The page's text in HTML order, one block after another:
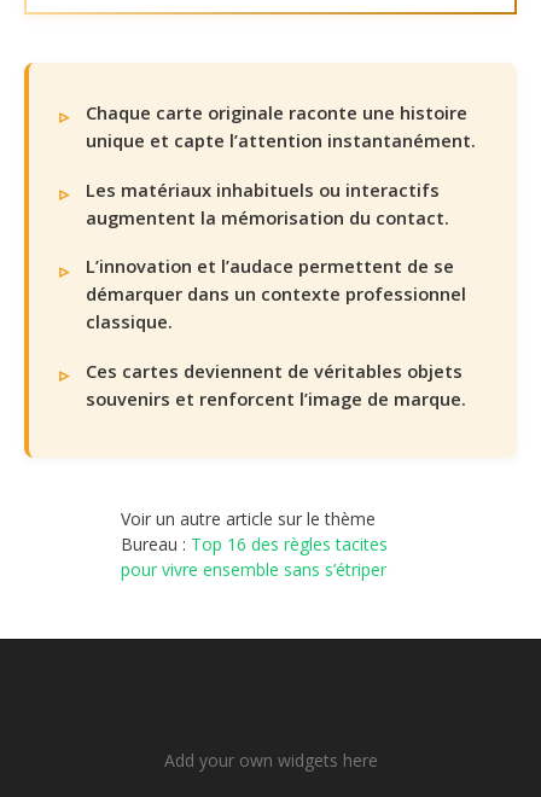
Chaque carte originale raconte une histoire
unique et capte l’attention instantanément.
Les matériaux inhabituels ou interactifs
augmentent la mémorisation du contact.
L’innovation et l’audace permettent de se
démarquer dans un contexte professionnel
classique.
Ces cartes deviennent de véritables objets
souvenirs et renforcent l’image de marque.
Voir un autre article sur le thème
Bureau : Top 16 des règles tacites
pour vivre ensemble sans s’étriper
Add your own widgets here